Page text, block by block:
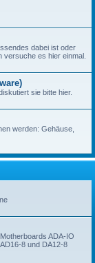
dabei ist oder
es hier einmal.
sie bitte hier.
werden: Gehäuse,
ADA-IO
8 und DA12-8